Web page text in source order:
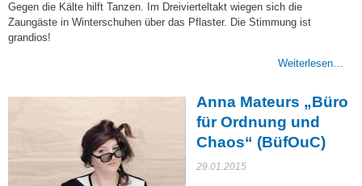
Gegen die Kälte hilft Tanzen. Im Dreivierteltakt wiegen sich die
Zaungäste in Winterschuhen über das Pflaster. Die Stimmung ist
grandios!
Weiterlesen…
Anna Mateurs „Büro
für Ordnung und
Chaos“ (BüfOuC)
29.01.2015